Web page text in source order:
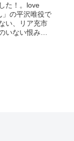
た！。love
」の平沢唯役で
い、リア充市
いない恨み辛